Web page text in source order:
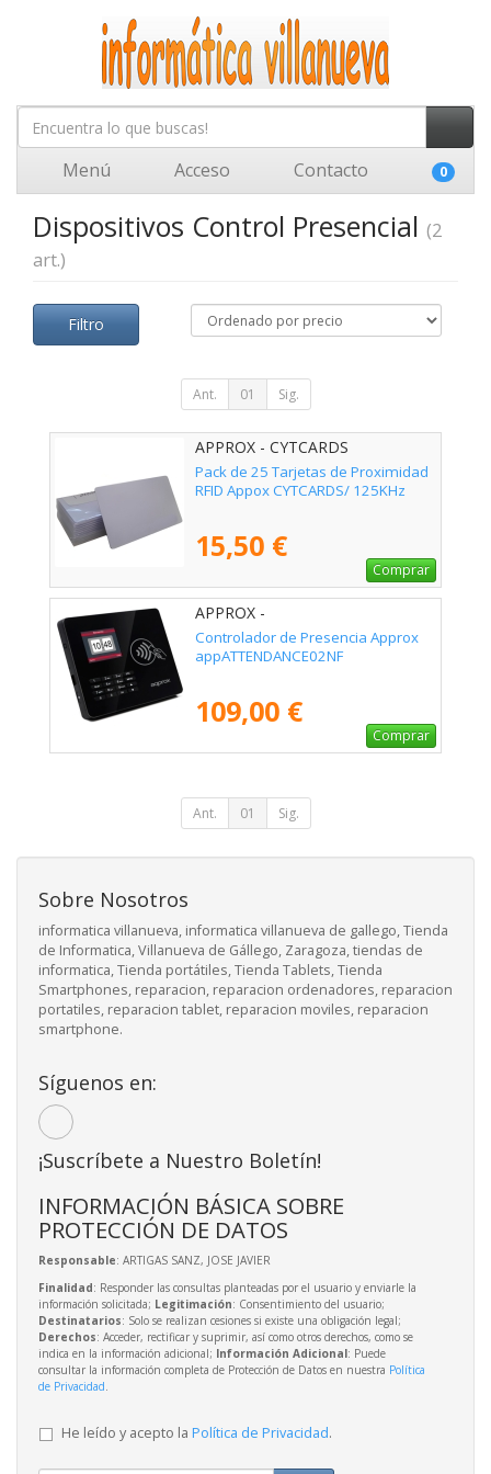
Menú Acceso Contacto 0
Dispositivos Control Presencial (2
art.)
Filtro
Ant. 01 Sig.
APPROX - CYTCARDS
Pack de 25 Tarjetas de Proximidad
RFID Appox CYTCARDS/ 125KHz
15,50 €
Comprar
APPROX -
APPATTENDANCE02NF
Controlador de Presencia Approx
appATTENDANCE02NF
109,00 €
Comprar
Ant. 01 Sig.
Sobre Nosotros
informatica villanueva, informatica villanueva de gallego, Tienda
de Informatica, Villanueva de Gállego, Zaragoza, tiendas de
informatica, Tienda portátiles, Tienda Tablets, Tienda
Smartphones, reparacion, reparacion ordenadores, reparacion
portatiles, reparacion tablet, reparacion moviles, reparacion
smartphone.
Síguenos en:
¡Suscríbete a Nuestro Boletín!
INFORMACIÓN BÁSICA SOBRE
PROTECCIÓN DE DATOS
Responsable: ARTIGAS SANZ, JOSE JAVIER
Finalidad: Responder las consultas planteadas por el usuario y enviarle la
información solicitada; Legitimación: Consentimiento del usuario;
Destinatarios: Solo se realizan cesiones si existe una obligación legal;
Derechos: Acceder, rectificar y suprimir, así como otros derechos, como se
indica en la información adicional; Información Adicional: Puede
consultar la información completa de Protección de Datos en nuestra Política
de Privacidad.
He leído y acepto la Política de Privacidad.